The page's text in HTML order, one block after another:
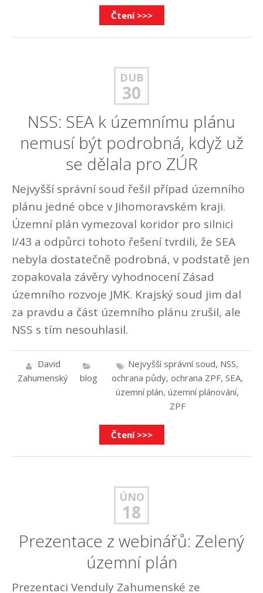
Čtení >>>
DUB
30
NSS: SEA k územnímu plánu
nemusí být podrobná, když už
se dělala pro ZÚR
Nejvyšší správní soud řešil případ územního
plánu jedné obce v Jihomoravském kraji.
Územní plán vymezoval koridor pro silnici
I/43 a odpůrci tohoto řešení tvrdili, že SEA
nebyla dostatečně podrobná, v podstatě jen
zopakovala závěry vyhodnocení Zásad
územního rozvoje JMK. Krajský soud jim dal
za pravdu a část územního plánu zrušil, ale
NSS s tím nesouhlasil.
David
Zahumenský
blog
Nejvyšší správní soud, NSS,
ochrana půdy, ochrana ZPF, SEA,
územní plán, územní plánování,
ZPF
Čtení >>>
ÚNO
18
Prezentace z webinářů: Zelený
územní plán
Prezentaci Venduly Zahumenské ze